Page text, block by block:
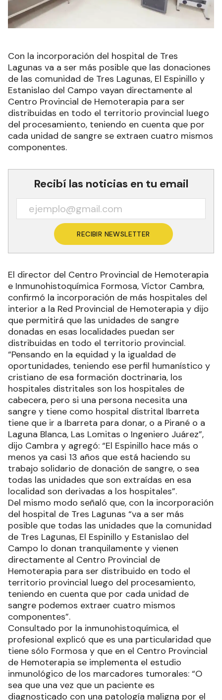
Con la incorporación del hospital de Tres
Lagunas va a ser más posible que las donaciones
de las comunidad de Tres Lagunas, El Espinillo y
Estanislao del Campo vayan directamente al
Centro Provincial de Hemoterapia para ser
distribuidas en todo el territorio provincial luego
del procesamiento, teniendo en cuenta que por
cada unidad de sangre se extraen cuatro mismos
componentes.
Recibí las noticias en tu email
RECIBIR NEWSLETTER
El director del Centro Provincial de Hemoterapia
e Inmunohistoquímica Formosa, Víctor Cambra,
confirmó la incorporación de más hospitales del
interior a la Red Provincial de Hemoterapia y dijo
que permitirá que las unidades de sangre
donadas en esas localidades puedan ser
distribuidas en todo el territorio provincial.
“Pensando en la equidad y la igualdad de
oportunidades, teniendo ese perfil humanístico y
cristiano de esa formación doctrinaria, los
hospitales distritales son los hospitales de
cabecera, pero si una persona necesita una
sangre y tiene como hospital distrital Ibarreta
tiene que ir a Ibarreta para donar, o a Pirané o a
Laguna Blanca, Las Lomitas o Ingeniero Juárez”,
dijo Cambra y agregó: “El Espinillo hace más o
menos ya casi 13 años que está haciendo su
trabajo solidario de donación de sangre, o sea
todas las unidades que son extraídas en esa
localidad son derivadas a los hospitales”.
Del mismo modo señaló que, con la incorporación
del hospital de Tres Lagunas “va a ser más
posible que todas las unidades que la comunidad
de Tres Lagunas, El Espinillo y Estanislao del
Campo lo donan tranquilamente y vienen
directamente al Centro Provincial de
Hemoterapia para ser distribuido en todo el
territorio provincial luego del procesamiento,
teniendo en cuenta que por cada unidad de
sangre podemos extraer cuatro mismos
componentes”.
Consultado por la inmunohistoquímica, el
profesional explicó que es una particularidad que
tiene sólo Formosa y que en el Centro Provincial
de Hemoterapia se implementa el estudio
inmunológico de los marcadores tumorales: “O
sea que una vez que un paciente es
diagnosticado con una patología maligna por el